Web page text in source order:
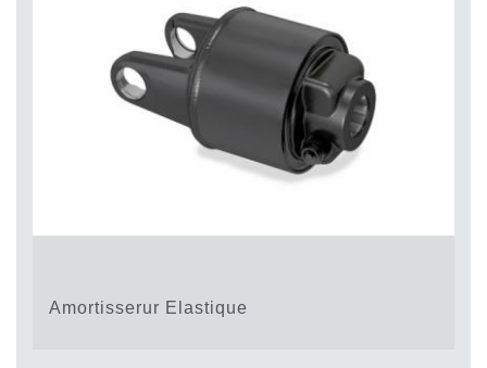
Amortisserur Elastique